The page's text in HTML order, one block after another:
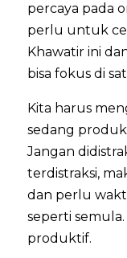
percaya pada
perlu untuk
Khawatir ini
bisa fokus di
Kita harus
sedang
Jangan
terdistraksi,
dan perlu
seperti
produktif.